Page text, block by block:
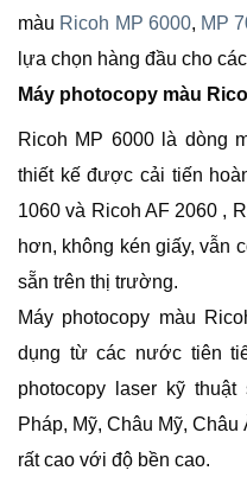
màu Ricoh MP 6000, MP
lựa chọn hàng đầu cho
Máy photocopy màu
Ricoh MP 6000 là dòng
thiết kế được cải tiến
1060 và Ricoh AF 2060 ,
hơn, không kén giấy, vẫn
sẵn trên thị trường.
Máy photocopy màu
dụng từ các nước tiên
photocopy laser kỹ
Pháp, Mỹ, Châu Mỹ,
rất cao với độ bền cao.